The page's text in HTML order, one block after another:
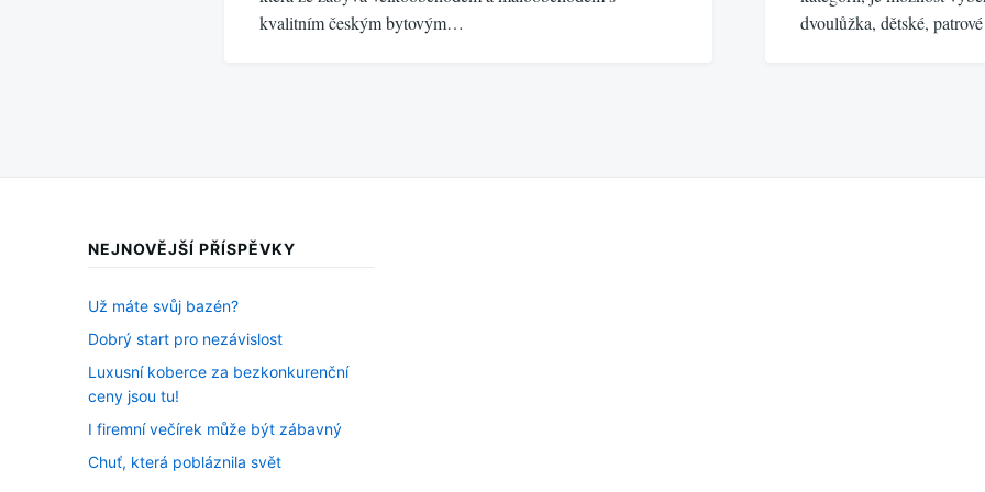
kvalitním českým bytovým…
dvoulůžka, dětské,
NEJNOVĚJŠÍ PŘÍSPĚVKY
Už máte svůj bazén?
Dobrý start pro nezávislost
Luxusní koberce za bezkonkurenční
ceny jsou tu!
I firemní večírek může být zábavný
Chuť, která pobláznila svět